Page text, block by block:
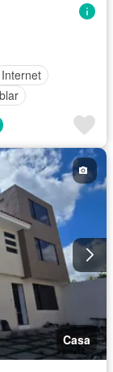
Internet
Casa